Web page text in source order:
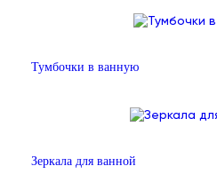
Тумбочки в ванную
Зеркала для ванной